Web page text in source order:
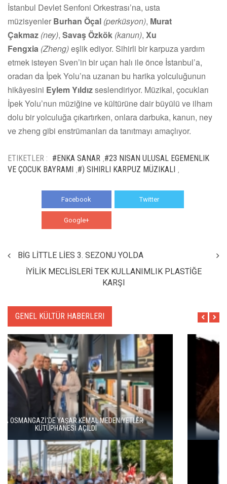
İstanbul Devlet Senfoni Orkestrası’na, usta
müzisyenler Burhan Öçal (perküsyon), Murat
Çakmaz (ney), Savaş Özkök (kanun), Xu
Fengxia (Zheng)eşlik ediyor. Sihirli bir karpuza yardım
etmek isteyen Sven’in bir uçan halı ile önce İstanbul’a,
oradan da İpek Yolu’na uzanan bu harika yolculuğunun
hikâyesini Eylem Yıldızseslendiriyor. Müzikal, çocukları
İpek Yolu’nun müziğine ve kültürüne dair büyülü ve ilham
dolu bir yolculuğa çıkartırken, onlara darbuka, kanun, ney
ve zheng gibi enstrümanları da tanıtmayı amaçlıyor.
ETIKETLER : #ENKA SANAR #23 NISAN ULUSAL EGEMENLIK
VE ÇOCUK BAYRAMI #) SIHIRLI KARPUZ MÜZIKALI
Facebook Twitter
Google+
BİG LİTTLE LİES 3. SEZONU YOLDA
İYİLİK MECLİSLERİ TEK KULLANIMLIK PLASTİĞE
KARŞI
GENEL KÜLTÜR HABERLERI
HERITAGE İSTANBUL 2026 BAŞLADI